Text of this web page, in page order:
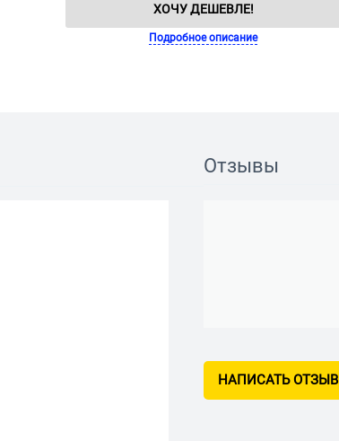
ХОЧУ ДЕШЕВЛЕ!
Подробное описание
Отзывы
НАПИСАТЬ ОТЗЫВ